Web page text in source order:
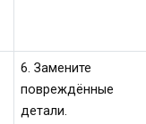
6. Замените
повреждённые
детали.